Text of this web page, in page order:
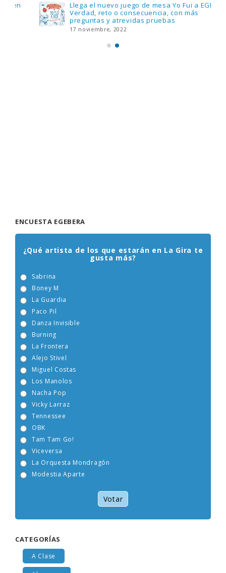
Llega el nuevo juego de mesa Yo Fui a EGB:
Verdad, reto o consecuencia, con más
preguntas y atrevidas pruebas
17 noviembre, 2022
¿Qué artista de los que estarán en La Gira te
gusta más?
Boney M
Burning
Alejo Stivel
Miguel Costas
Nacha Pop
Vicky Larraz
La Orquesta Mondragón
Modestia Aparte
Votar
A Clase